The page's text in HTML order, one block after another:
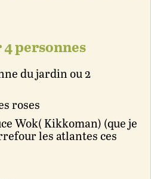
4personnes
du jardin ou 2
roses
Wok( Kikkoman) (que je
les atlantes ces